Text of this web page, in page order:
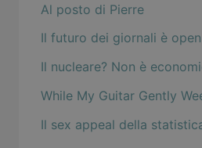
Al posto di Pierre
Il futuro dei giornali è
Il nucleare? Non è
While My Guitar Gently
Il sex appeal della